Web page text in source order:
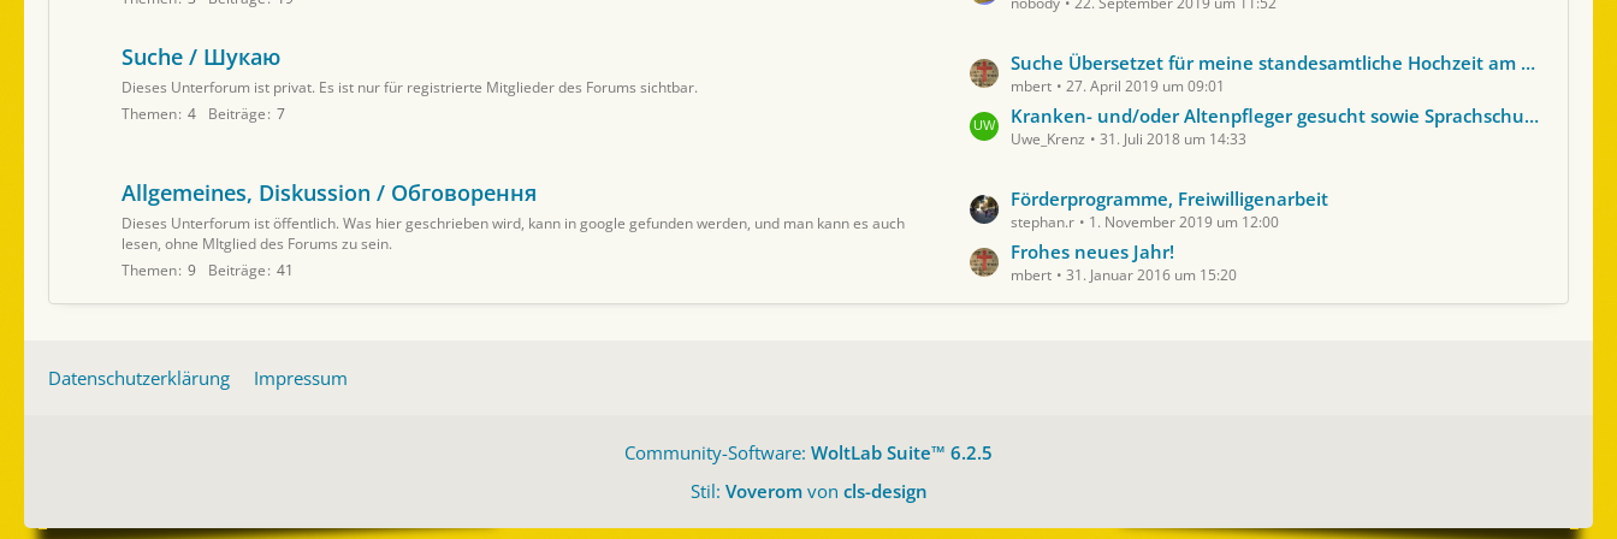
z
e
B
e
i
r
ä
g
e
Suche / Шукаю
Dieses Unterforum ist privat. Es ist nur für registrierte Mitglieder des Forums sichtbar.
Themen 4 Beiträge 7
L
e
t
z
e
B
e
i
t
Suche Übersetzet für meine standesamtliche Hochzeit am 08.06.2019
mbert 27. April 2019 um 09:01
Kranken- und/oder Altenpfleger gesucht sowie Sprachschule als Kooperationspartner
Uwe_Krenz 31. Juli 2018 um 14:33
Allgemeines, Diskussion / Обговорення
Dieses Unterforum ist öffentlich. Was hier geschrieben wird, kann in google gefunden werden, und man kann es auch
lesen, ohne MItglied des Forums zu sein.
Themen 9 Beiträge 41
L
e
t
z
t
r
Förderprogramme, Freiwilligenarbeit
stephan.r 1. November 2019 um 12:00
Frohes neues Jahr!
mbert 31. Januar 2016 um 15:20
Datenschutzerklärung Impressum
Community-Software: WoltLab Suite™ 6.2.5
Stil: Voveromvon cls-design